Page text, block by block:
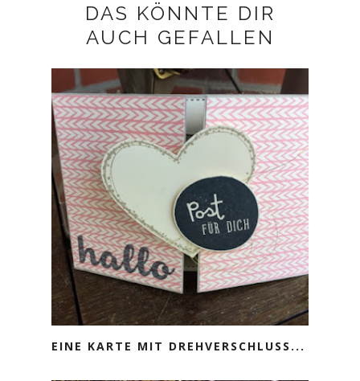
DAS KÖNNTE DIR
AUCH GEFALLEN
EINE KARTE MIT DREHVERSCHLUSS...